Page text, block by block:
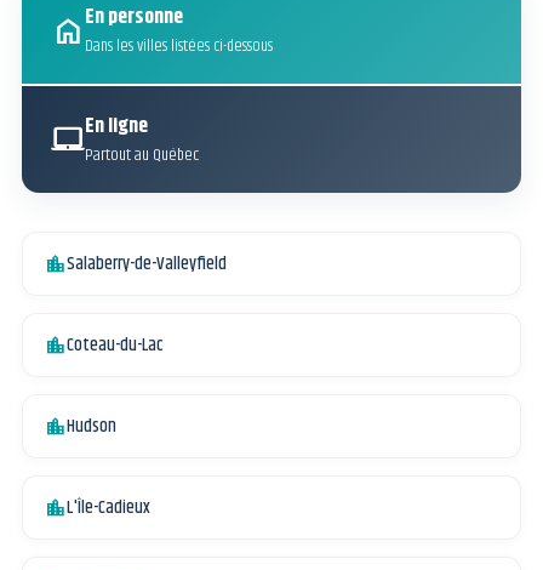
homeEn personne
Dans les villes listées ci-dessous
laptop_macEn ligne
Partout au Québec
location_citySalaberry-de-Valleyfield
location_cityCoteau-du-Lac
location_cityHudson
location_cityL'Île-Cadieux